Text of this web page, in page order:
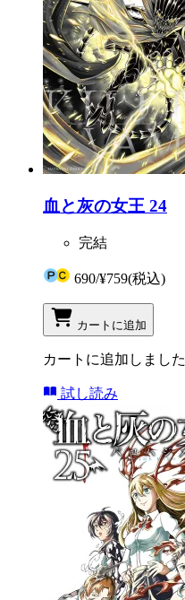
血と灰の女王 24
完結
690/¥759(税込)
カートに追加
カートに追加しました
試し読み